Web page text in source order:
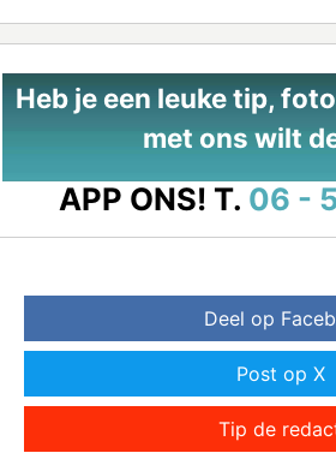
Heb je een leuke tip,
met ons wilt
APP ONS! T. 06 -
Deel op
Post op X
Tip de